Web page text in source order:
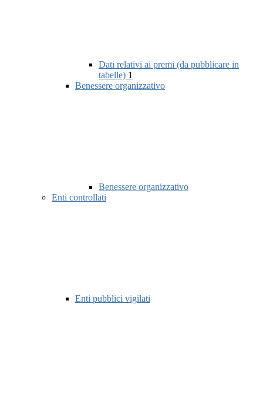
Dati relativi ai premi (da pubblicare in
tabelle) 1
Benessere organizzativo
Benessere organizzativo
Enti controllati
Enti pubblici vigilati